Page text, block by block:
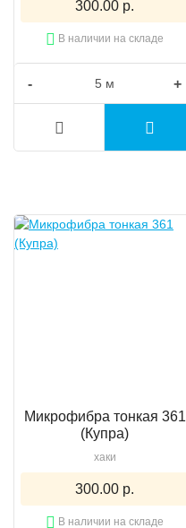
300.00 р.
В наличии на складе
- +
Микрофибра тонкая 361
(Купра)
хаки
300.00 р.
В наличии на складе